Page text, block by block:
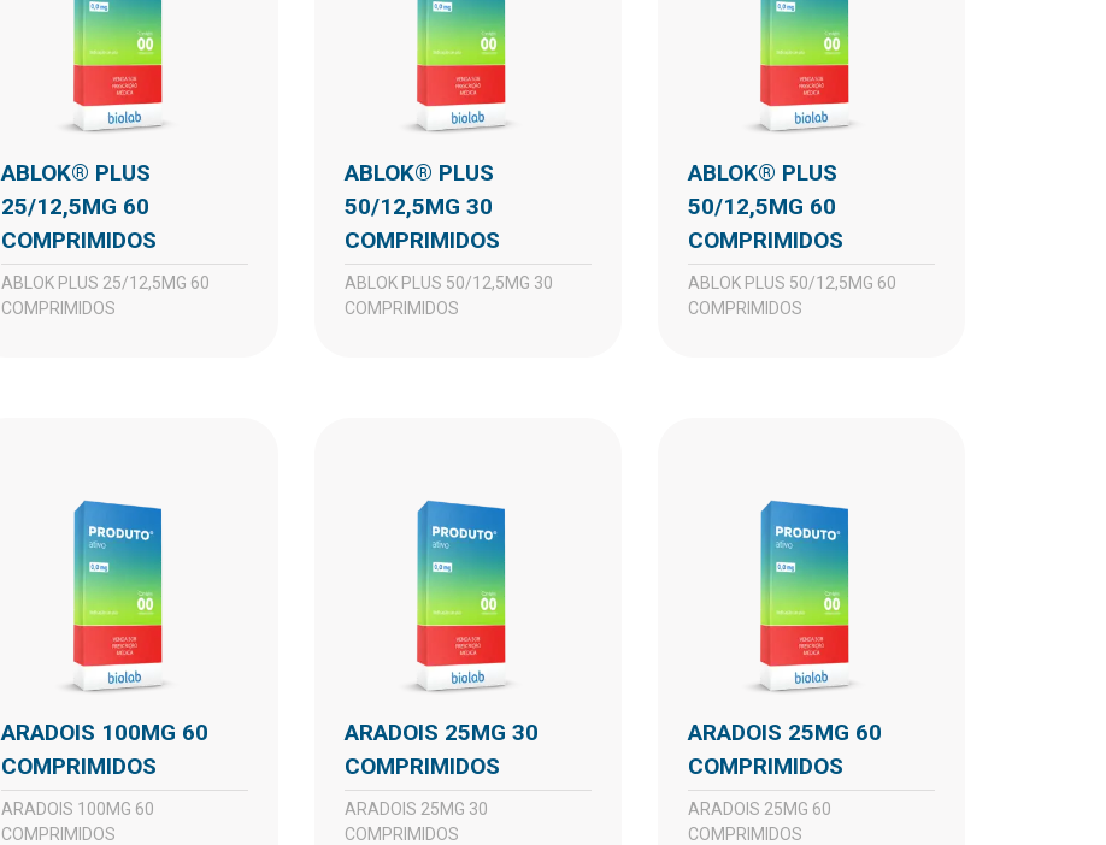
ABLOK® PLUS
25/12,5MG 60
COMPRIMIDOS
ABLOK PLUS 25/12,5MG 60
COMPRIMIDOS
ABLOK® PLUS
50/12,5MG 30
COMPRIMIDOS
ABLOK PLUS 50/12,5MG 30
COMPRIMIDOS
ABLOK® PLUS
50/12,5MG 60
COMPRIMIDOS
ABLOK PLUS 50/12,5MG 60
COMPRIMIDOS
ARADOIS 100MG 60
COMPRIMIDOS
ARADOIS 100MG 60
COMPRIMIDOS
ARADOIS 25MG 30
COMPRIMIDOS
ARADOIS 25MG 30
COMPRIMIDOS
ARADOIS 25MG 60
COMPRIMIDOS
ARADOIS 25MG 60
COMPRIMIDOS